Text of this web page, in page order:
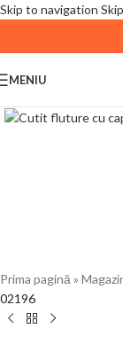
Skip to navigation
| 📦
August,
MENIU
Prima pagină »
02196